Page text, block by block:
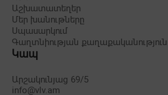
Աշխատատեղեր
Մեր խանութները
Սպասարկում
Գաղտնիության քաղաքականություն
Կապ
Արշակունյաց 69/5
info@vlv.am